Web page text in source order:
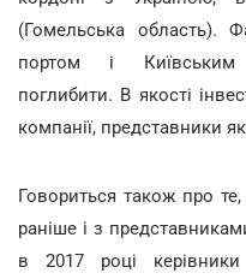
(Гомельська область).
портом і Київським
поглибити. В якості
компанії, представники
Говориться також про
раніше і з
в 2017 році керівники